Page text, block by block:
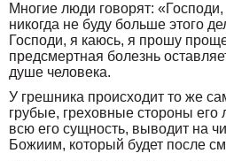
Многие люди говорят:
никогда не буду больше этого
Господи, я каюсь, я прошу
предсмертная болезнь
душе человека.
У грешника происходит то же
грубые, греховные стороны его
всю его сущность, выводит на
Божиим, который будет после